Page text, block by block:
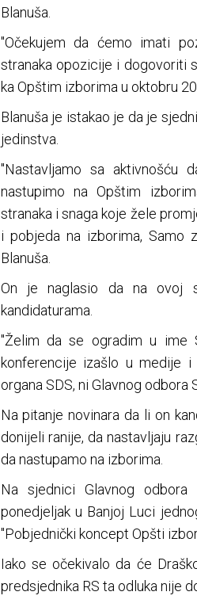
Blanuša.
"Očekujem da ćemo imati
stranaka opozicije i dogovoriti
ka Opštim izborima u oktobru
Blanuša je istakao je da je
jedinstva.
"Nastavljamo sa aktivnošću
nastupimo na Opštim
stranaka i snaga koje žele
i pobjeda na izborima, Samo
Blanuša.
On je naglasio da na ovoj
kandidaturama.
"Želim da se ogradim u ime
konferencije izašlo u medije
organa SDS, ni Glavnog odbora
Na pitanje novinara da li on
donijeli ranije, da nastavljaju
da nastupamo na izborima.
Na sjednici Glavnog
ponedjeljak u Banjoj Luci
"Pobjednički koncept Opšti
Iako se očekivalo da će
predsjednika RS ta odluka nije